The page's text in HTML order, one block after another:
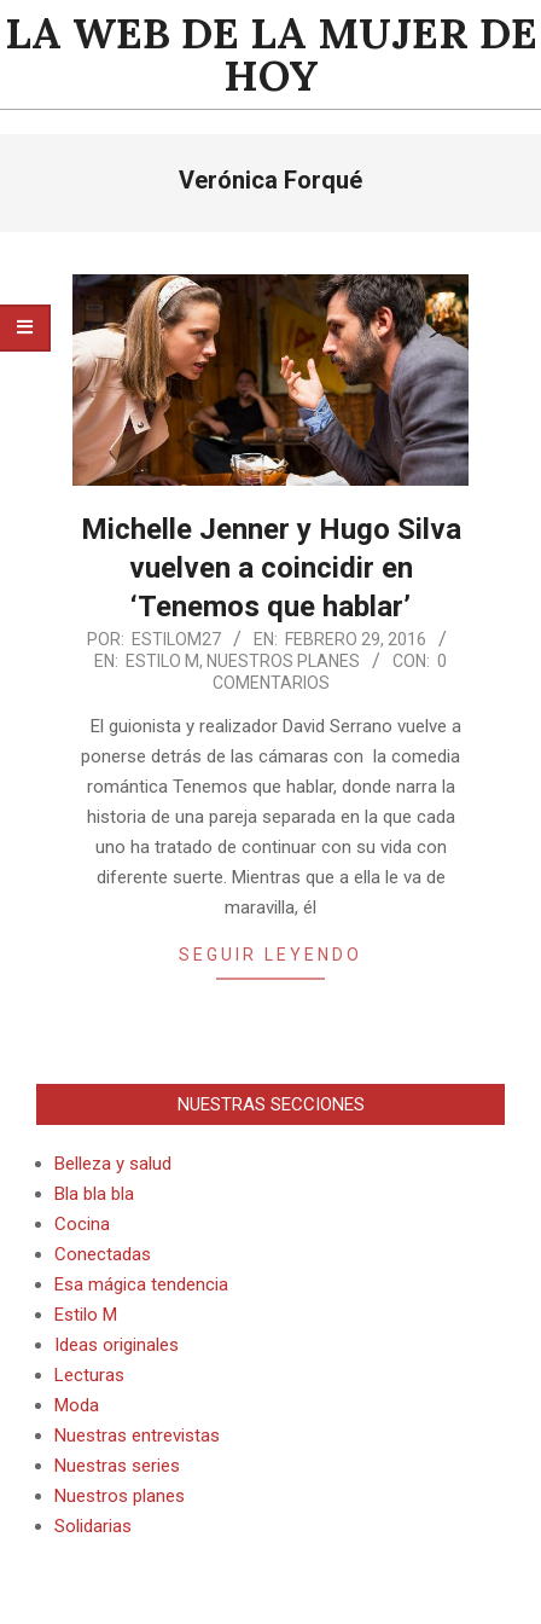
Saltar
alLA WEB DE LA MUJER DE
HOY
Verónica Forqué
Michelle Jenner y Hugo Silva
vuelven a coincidir en
‘Tenemos que hablar’
2016-
02-
POR: ESTILOM27 EN: FEBRERO 29, 2016
EN: ESTILO M, NUESTROS PLANES CON: 0
COMENTARIOS
El guionista y realizador David Serrano vuelve a
ponerse detrás de las cámaras con la comedia
romántica Tenemos que hablar, donde narra la
historia de una pareja separada en la que cada
uno ha tratado de continuar con su vida con
diferente suerte. Mientras que a ella le va de
maravilla, él
SEGUIR LEYENDO
NUESTRAS SECCIONES
Belleza y salud
Bla bla bla
Cocina
Conectadas
Esa mágica tendencia
Estilo M
Ideas originales
Lecturas
Moda
Nuestras entrevistas
Nuestras series
Nuestros planes
Solidarias